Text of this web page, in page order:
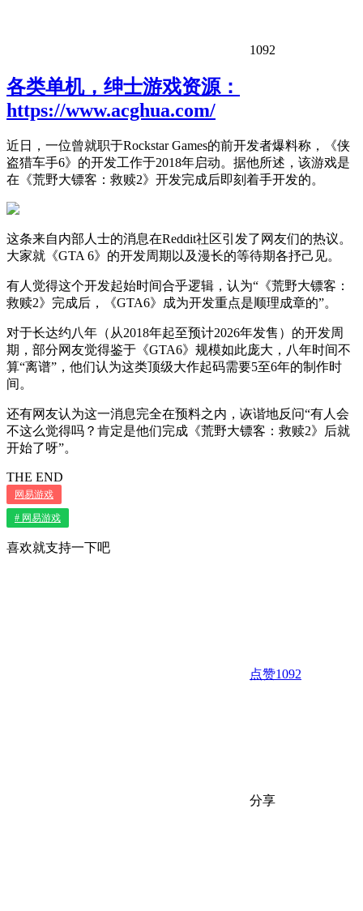
1092
各类单机，绅士游戏资源：
https://www.acghua.com/
近日，一位曾就职于Rockstar Games的前开发者爆料称，《侠
盗猎车手6》的开发工作于2018年启动。据他所述，该游戏是
在《荒野大镖客：救赎2》开发完成后即刻着手开发的。
这条来自内部人士的消息在Reddit社区引发了网友们的热议。
大家就《GTA 6》的开发周期以及漫长的等待期各抒己见。
有人觉得这个开发起始时间合乎逻辑，认为“《荒野大镖客：
救赎2》完成后，《GTA6》成为开发重点是顺理成章的”。
对于长达约八年（从2018年起至预计2026年发售）的开发周
期，部分网友觉得鉴于《GTA6》规模如此庞大，八年时间不
算“离谱”，他们认为这类顶级大作起码需要5至6年的制作时
间。
还有网友认为这一消息完全在预料之内，诙谐地反问“有人会
不这么觉得吗？肯定是他们完成《荒野大镖客：救赎2》后就
开始了呀”。
THE END
网易游戏
# 网易游戏
喜欢就支持一下吧
点赞1092
分享